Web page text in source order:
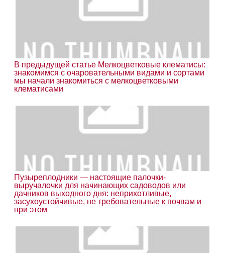
В предыдущей статье Мелкоцветковые клематисы:
знакомимся с очаровательными видами и сортами
мы начали знакомиться с мелкоцветковыми
клематисами
Пузыреплодники — настоящие палочки-
выручалочки для начинающих садоводов или
дачников выходного дня: неприхотливые,
засухоустойчивые, не требовательные к почвам и
при этом